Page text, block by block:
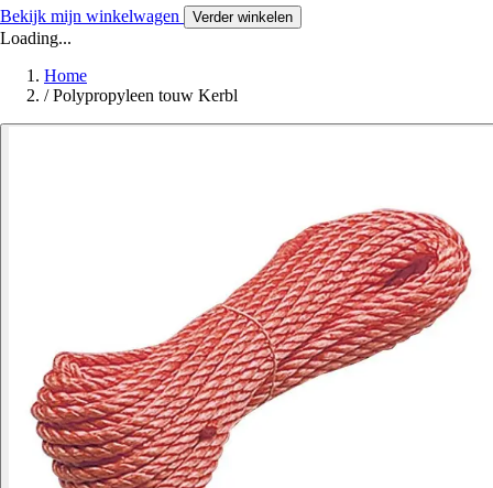
Bekijk mijn winkelwagen Verder winkelen
Loading...
Home
/ Polypropyleen touw Kerbl